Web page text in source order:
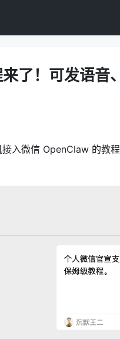
了！可发语音
入微信 OpenClaw 的教